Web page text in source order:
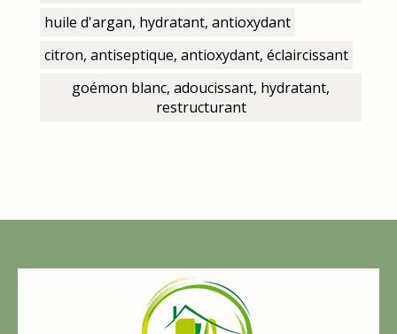
huile d'argan, hydratant, antioxydant
citron, antiseptique, antioxydant, éclaircissant
goémon blanc, adoucissant, hydratant,
restructurant